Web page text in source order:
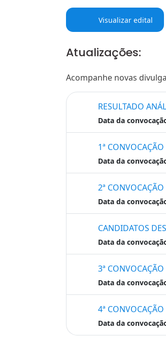
Visualizar edital
Atualizações:
Acompanhe novas
RESULTADO
Data da
1ª
Data da
2ª
Data da
CANDIDATOS
Data da
3ª
Data da
4ª
Data da